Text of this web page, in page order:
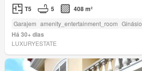
T5 5 408 m²
Garajem amenity_entertainment_room Ginásio
Há 30+ dias
LUXURYESTATE